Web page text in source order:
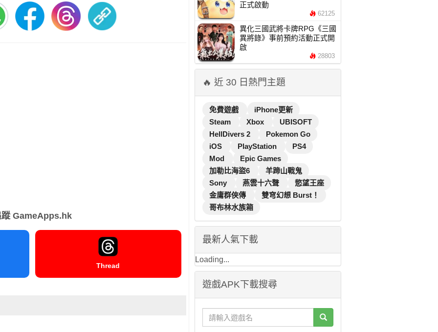
蹤 GameApps.hk
Thread
正式啟動
62125
異化三國武將卡牌RPG《三國
異將錄》事前預約活動正式開
啟
28803
🔥 近 30 日熱門主題
免費遊戲
iPhone更新
Steam
Xbox
UBISOFT
HellDivers 2
Pokemon Go
iOS
PlayStation
PS4
Mod
Epic Games
加勒比海盜6
羊蹄山戰鬼
Sony
燕雲十六聲
慾望王座
金庸群俠傳
雙穹幻想 Burst！
哥布林水族箱
最新人氣下載
Loading...
遊戲APK下載搜尋